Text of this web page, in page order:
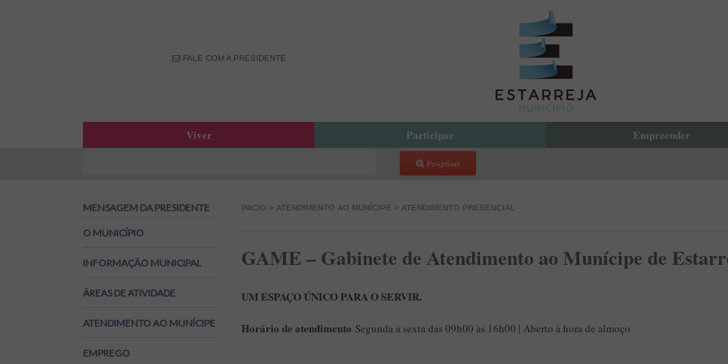
FALE COM A PRESIDENTE
Viver
Boletim Municipal
Agenda Municipal
Oferta Desportiva Municipal
Grandes Opções do Plano e Orçamento
Emprego na Autarquia
Participar
Estarreja Compartilha
Fale com a Presidente
Laboratório de Aprendizagem Criativa
Canal de Denúncias
Empreender
Pesquisar
MENSAGEM DA PRESIDENTE
O MUNICÍPIO
INFORMAÇÃO MUNICIPAL
ÁREAS DE ATIVIDADE
ATENDIMENTO AO MUNÍCIPE
EMPREGO
INICIO > ATENDIMENTO AO MUNÍCIPE > ATENDIMENTO PRESENCIAL
GAME – Gabinete de Atendimento ao Munícipe de
UM ESPAÇO ÚNICO PARA O SERVIR.
Horário de atendimento Segunda a sexta das 09h00 às 16h00 | Aberto à hora de almoço